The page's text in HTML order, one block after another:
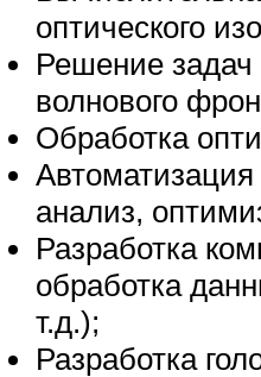
оптического
Решение задач
волнового
Обработка
Автоматизация
анализ,
Разработка
обработка
т.д.);
Разработка